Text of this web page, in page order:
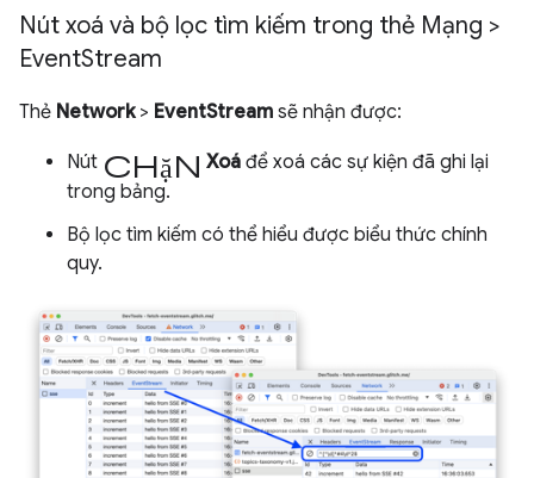
Nút xoá và bộ lọc tìm kiếm trong thẻ Mạng >
EventStream
Thẻ Network> EventStream sẽ nhận được:
Nút chặn Xoá để xoá các sự kiện đã ghi lại
trong bảng.
Bộ lọc tìm kiếm có thể hiểu được biểu thức chính
quy.